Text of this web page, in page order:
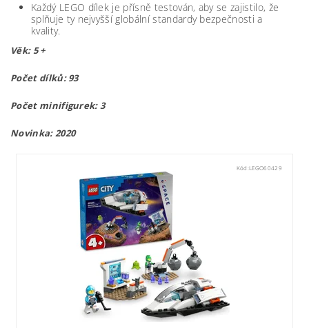
Každý LEGO dílek je přísně testován, aby se zajistilo, že
splňuje ty nejvyšší globální standardy bezpečnosti a
kvality.
Věk: 5 +
Počet dílků: 93
Počet minifigurek: 3
Novinka: 2020
Kód:LEGO60429